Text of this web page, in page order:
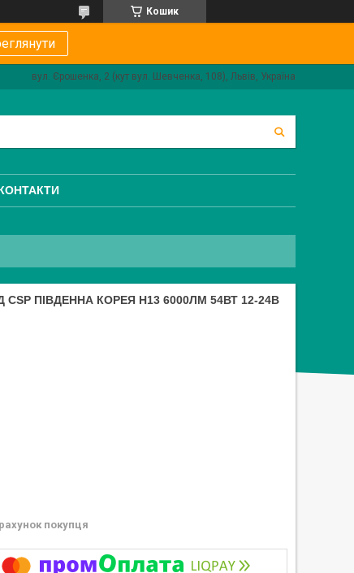
Кошик
вул. Єрошенка, 2 (кут вул. Шевченка, 108), Львів, Україна
CSP ПІВДЕННА КОРЕЯ H13 6000ЛМ 54ВТ 12-24В
покупця